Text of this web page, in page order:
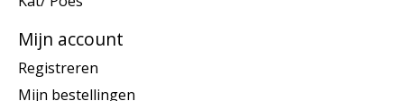
Mijn account
Registreren
Mijn bestellingen